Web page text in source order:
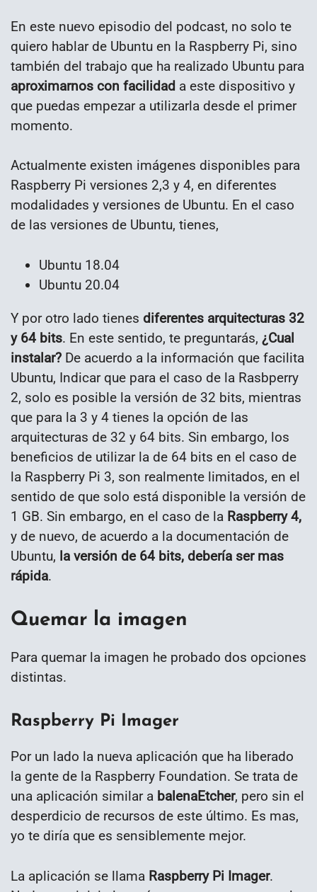
En este nuevo episodio del podcast, no solo te
quiero hablar de Ubuntu en la Raspberry Pi, sino
también del trabajo que ha realizado Ubuntu para
aproximarnos con facilidad a este dispositivo y
que puedas empezar a utilizarla desde el primer
momento.
Actualmente existen imágenes disponibles para
Raspberry Pi versiones 2,3 y 4, en diferentes
modalidades y versiones de Ubuntu. En el caso
de las versiones de Ubuntu, tienes,
Ubuntu 18.04
Ubuntu 20.04
Y por otro lado tienes diferentes arquitecturas 32
y 64 bits. En este sentido, te preguntarás, ¿Cual
instalar? De acuerdo a la información que facilita
Ubuntu, Indicar que para el caso de la Rasbperry
2, solo es posible la versión de 32 bits, mientras
que para la 3 y 4 tienes la opción de las
arquitecturas de 32 y 64 bits. Sin embargo, los
beneficios de utilizar la de 64 bits en el caso de
la Raspberry Pi 3, son realmente limitados, en el
sentido de que solo está disponible la versión de
1 GB. Sin embargo, en el caso de la Raspberry 4,
y de nuevo, de acuerdo a la documentación de
Ubuntu, la versión de 64 bits, debería ser mas
rápida.
Quemar la imagen
Para quemar la imagen he probado dos opciones
distintas.
Raspberry Pi Imager
Por un lado la nueva aplicación que ha liberado
la gente de la Raspberry Foundation. Se trata de
una aplicación similar a balenaEtcher, pero sin el
desperdicio de recursos de este último. Es mas,
yo te diría que es sensiblemente mejor.
La aplicación se llama Raspberry Pi Imager.